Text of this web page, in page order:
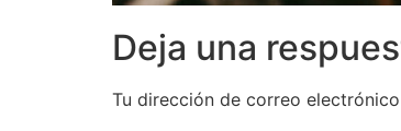
Deja una
Tu dirección de correo